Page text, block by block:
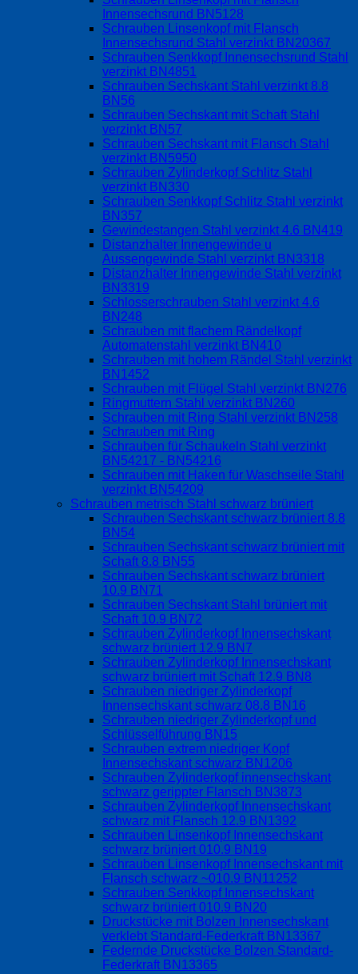
Innensechsrund BN5128
Schrauben Linsenkopf mit Flansch
Innensechsrund Stahl verzinkt BN20367
Schrauben Senkkopf Innensechsrund Stahl
verzinkt BN4851
Schrauben Sechskant Stahl verzinkt 8.8
BN56
Schrauben Sechskant mit Schaft Stahl
verzinkt BN57
Schrauben Sechskant mit Flansch Stahl
verzinkt BN5950
Schrauben Zylinderkopf Schlitz Stahl
verzinkt BN330
Schrauben Senkkopf Schlitz Stahl verzinkt
BN357
Gewindestangen Stahl verzinkt 4.6 BN419
Distanzhalter Innengewinde u
Aussengewinde Stahl verzinkt BN3318
Distanzhalter Innengewinde Stahl verzinkt
BN3319
Schlosserschrauben Stahl verzinkt 4.6
BN248
Schrauben mit flachem Rändelkopf
Automatenstahl verzinkt BN410
Schrauben mit hohem Rändel Stahl verzinkt
BN1452
Schrauben mit Flügel Stahl verzinkt BN276
Ringmuttern Stahl verzinkt BN260
Schrauben mit Ring Stahl verzinkt BN258
Schrauben mit Ring
Schrauben für Schaukeln Stahl verzinkt
BN54217 - BN54216
Schrauben mit Haken für Waschseile Stahl
verzinkt BN54209
Schrauben metrisch Stahl schwarz brüniert
Schrauben Sechskant schwarz brüniert 8.8
BN54
Schrauben Sechskant schwarz brüniert mit
Schaft 8.8 BN55
Schrauben Sechskant schwarz brüniert
10.9 BN71
Schrauben Sechskant Stahl brüniert mit
Schaft 10.9 BN72
Schrauben Zylinderkopf Innensechskant
schwarz brüniert 12.9 BN7
Schrauben Zylinderkopf Innensechskant
schwarz brüniert mit Schaft 12.9 BN8
Schrauben niedriger Zylinderkopf
Innensechskant schwarz 08.8 BN16
Schrauben niedriger Zylinderkopf und
Schlüsselführung BN15
Schrauben extrem niedriger Kopf
Innensechskant schwarz BN1206
Schrauben Zylinderkopf innensechskant
schwarz gerippter Flansch BN3873
Schrauben Zylinderkopf Innensechskant
schwarz mit Flansch 12.9 BN1392
Schrauben Linsenkopf Innensechskant
schwarz brüniert 010.9 BN19
Schrauben Linsenkopf Innensechskant mit
Flansch schwarz ~010.9 BN11252
Schrauben Senkkopf Innensechskant
schwarz brüniert 010.9 BN20
Druckstücke mit Bolzen Innensechskant
verklebt Standard-Federkraft BN13367
Federnde Druckstücke Bolzen Standard-
Federkraft BN13365